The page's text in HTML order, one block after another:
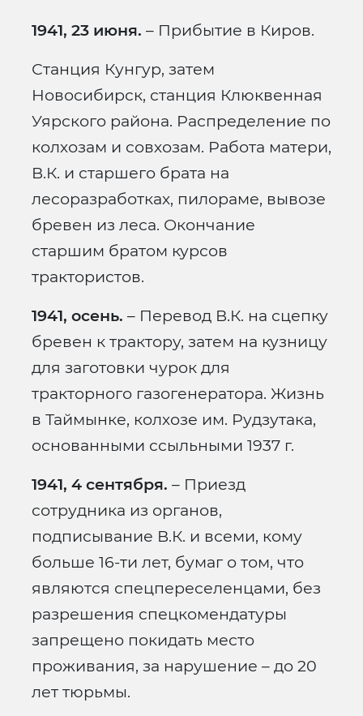
1941, 23 июня. – Прибытие в Киров.
Станция Кунгур, затем
Новосибирск, станция Клюквенная
Уярского района. Распределение по
колхозам и совхозам. Работа матери,
В.К. и старшего брата на
лесоразработках, пилораме, вывозе
бревен из леса. Окончание
старшим братом курсов
трактористов.
1941, осень. – Перевод В.К. на сцепку
бревен к трактору, затем на кузницу
для заготовки чурок для
тракторного газогенератора. Жизнь
в Таймынке, колхозе им. Рудзутака,
основанными ссыльными 1937 г.
1941, 4 сентября. – Приезд
сотрудника из органов,
подписывание В.К. и всеми, кому
больше 16-ти лет, бумаг о том, что
являются спецпереселенцами, без
разрешения спецкомендатуры
запрещено покидать место
проживания, за нарушение – до 20
лет тюрьмы.